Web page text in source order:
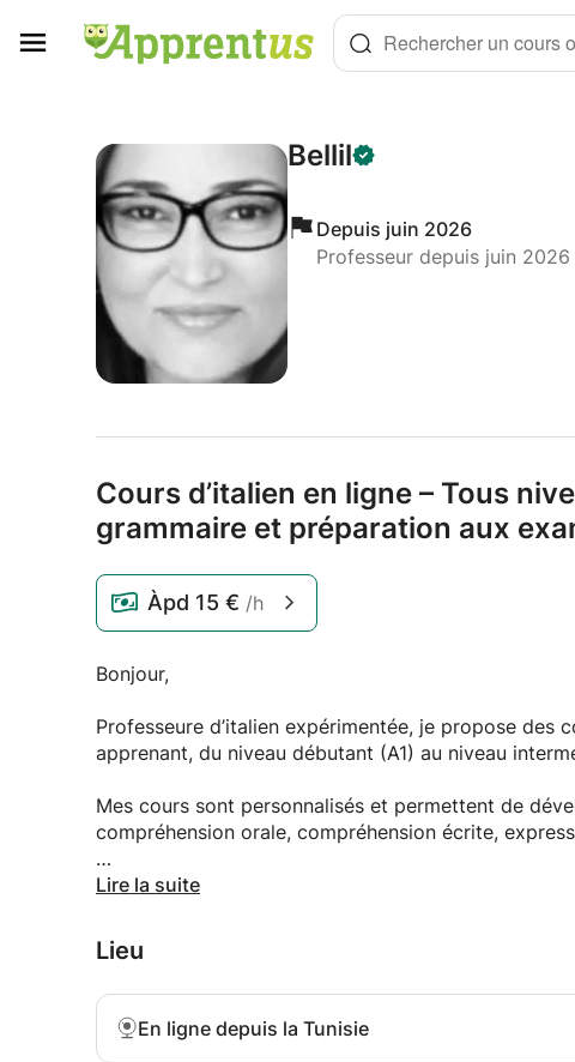
Rechercher un cours
Bellil
Depuis juin 2026
Professeur depuis juin 2026
Cours d’italien en ligne – Tous
grammaire et préparation aux
Àpd 15 € /h
Bonjour,
Professeure d’italien expérimentée, je propose des
apprenant, du niveau débutant (A1) au niveau
Mes cours sont personnalisés et permettent de
compréhension orale, compréhension écrite,
Vous apprendrez à :
communiquer en italien dans des situations de la vie
améliorer votre prononciation et votre fluidité ;
maîtriser la grammaire et le vocabulaire essentiels ;
préparer des examens ou des projets académiques ;
découvrir la culture et les traditions italiennes.
Lire la suite
Lieu
En ligne depuis la Tunisie